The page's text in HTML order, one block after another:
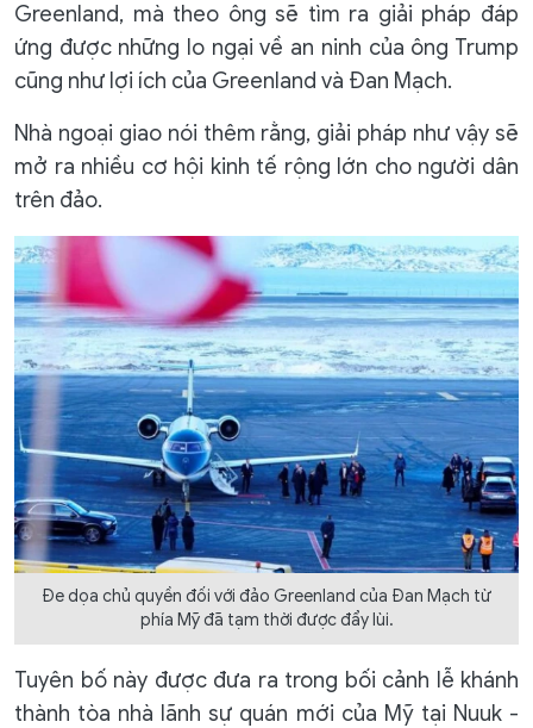
Greenland, mà theo ông sẽ tìm ra giải pháp đáp
ứng được những lo ngại về an ninh của ông Trump
cũng như lợi ích của Greenland và Đan Mạch.
Nhà ngoại giao nói thêm rằng, giải pháp như vậy sẽ
mở ra nhiều cơ hội kinh tế rộng lớn cho người dân
trên đảo.
Đe dọa chủ quyền đối với đảo Greenland của Đan Mạch từ
phía Mỹ đã tạm thời được đẩy lùi.
Tuyên bố này được đưa ra trong bối cảnh lễ khánh
thành tòa nhà lãnh sự quán mới của Mỹ tại Nuuk -